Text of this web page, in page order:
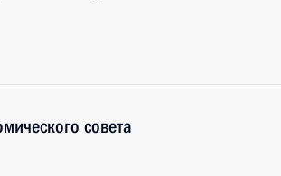
совета